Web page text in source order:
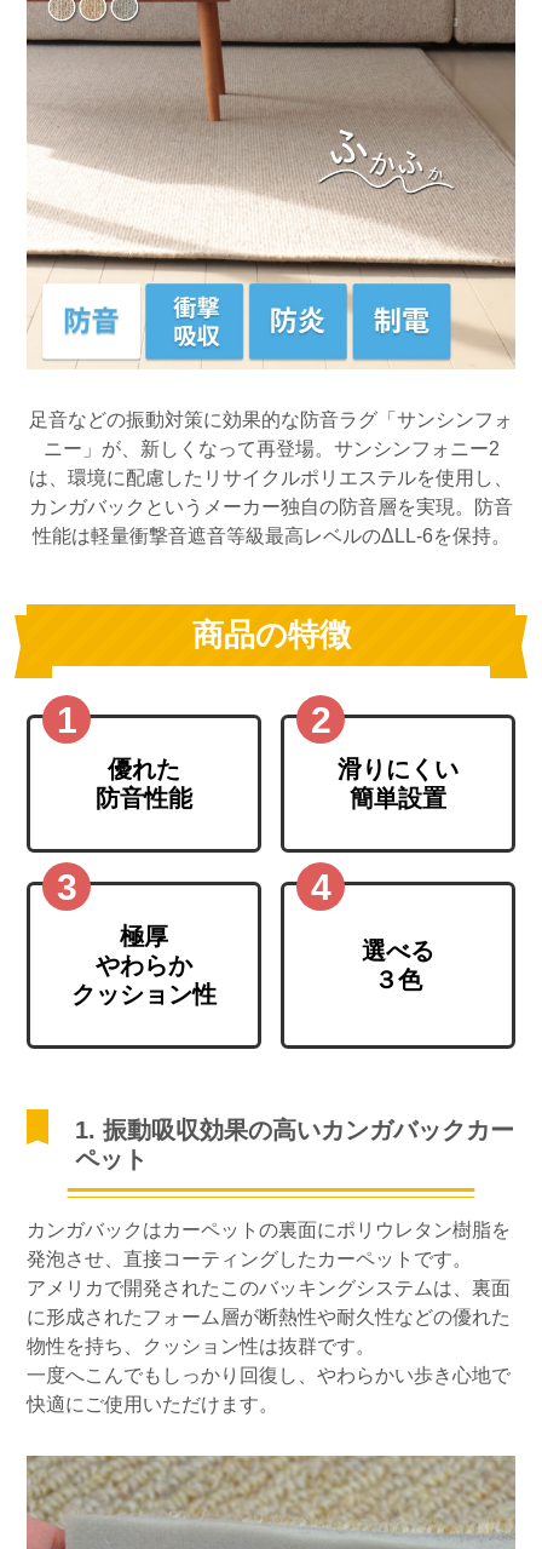
足音などの振動対策に効果的な防音ラグ「サンシンフォ
ニー」が、新しくなって再登場。 サンシンフォニー2
は、環境に配慮したリサイクルポリエステルを使用し、
カンガバックというメーカー独自の防音層を実現。防音
性能は軽量衝撃音遮音等級最高レベルのΔLL-6を保持。
商品の特徴
優れた
防音性能
滑りにくい
簡単設置
極厚
やわらか
クッション性
選べる
３色
1. 振動吸収効果の高いカンガバックカー
ペット
カンガバックはカーペットの裏面にポリウレタン樹脂を
発泡させ、直接コーティングしたカーペットです。
アメリカで開発されたこのバッキングシステムは、裏面
に形成されたフォーム層が断熱性や耐久性などの優れた
物性を持ち、クッション性は抜群です。
一度へこんでもしっかり回復し、やわらかい歩き心地で
快適にご使用いただけます。